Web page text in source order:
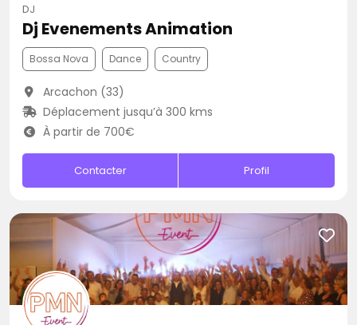
DJ
Dj Evenements Animation
Bossa Nova Dance Country
Arcachon (33)
Déplacement jusqu’à 300 kms
À partir de 700€
Contacter Profil